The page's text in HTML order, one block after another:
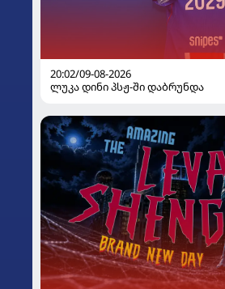
20:02/09-08-2026
ლუკა დინი პსჟ-ში დაბრუნდა